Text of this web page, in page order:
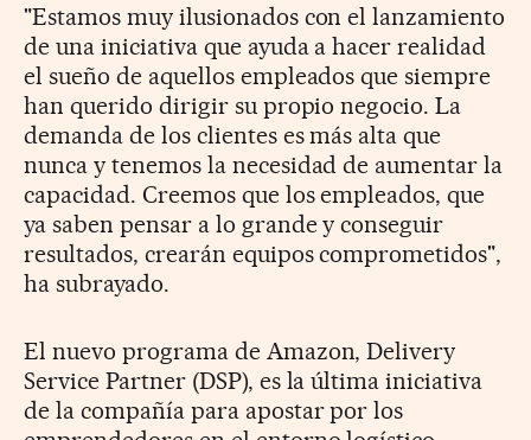
"Estamos muy ilusionados con el lanzamiento
de una iniciativa que ayuda a hacer realidad
el sueño de aquellos empleados que siempre
han querido dirigir su propio negocio. La
demanda de los clientes es más alta que
nunca y tenemos la necesidad de aumentar la
capacidad. Creemos que los empleados, que
ya saben pensar a lo grande y conseguir
resultados, crearán equipos comprometidos",
ha subrayado.
El nuevo programa de Amazon, Delivery
Service Partner (DSP), es la última iniciativa
de la compañía para apostar por los